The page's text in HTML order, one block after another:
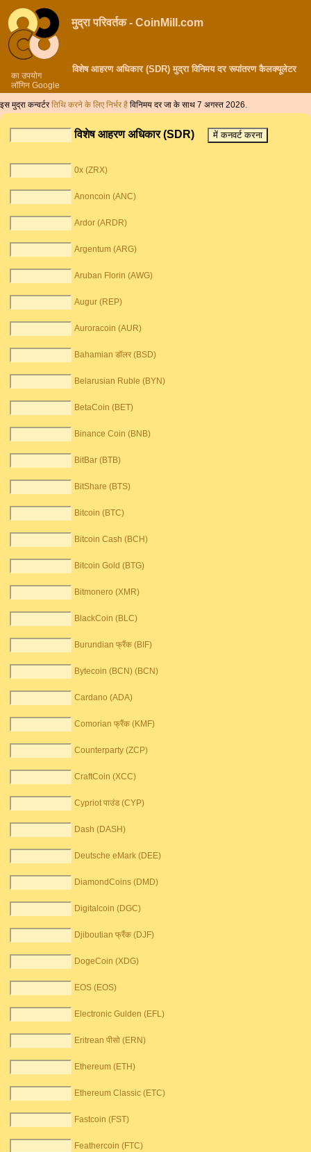
का उपयोग
लॉगिन Google
मुद्रा परिवर्तक - CoinMill.com
विशेष आहरण अधिकार (SDR) मुद्रा विनिमय दर रूपांतरण कैलक्यूलेटर
इस मुद्रा कन्वर्टरतिथि करने के लिए निर्भर है विनिमय दर जा के साथ 7 अगस्त 2026.
विशेष आहरण अधिकार (SDR)
0x (ZRX)
Anoncoin (ANC)
Ardor (ARDR)
Argentum (ARG)
Aruban Florin (AWG)
Augur (REP)
Auroracoin (AUR)
Bahamian डॉलर (BSD)
Belarusian Ruble (BYN)
BetaCoin (BET)
Binance Coin (BNB)
BitBar (BTB)
BitShare (BTS)
Bitcoin (BTC)
Bitcoin Cash (BCH)
Bitcoin Gold (BTG)
Bitmonero (XMR)
BlackCoin (BLC)
Burundian फ्रैंक (BIF)
Bytecoin (BCN) (BCN)
Cardano (ADA)
Comorian फ्रैंक (KMF)
Counterparty (ZCP)
CraftCoin (XCC)
Cypriot पाउंड (CYP)
Dash (DASH)
Deutsche eMark (DEE)
DiamondCoins (DMD)
Digitalcoin (DGC)
Djiboutian फ्रैंक (DJF)
DogeCoin (XDG)
EOS (EOS)
Electronic Gulden (EFL)
Eritrean पीसो (ERN)
Ethereum (ETH)
Ethereum Classic (ETC)
Fastcoin (FST)
Feathercoin (FTC)